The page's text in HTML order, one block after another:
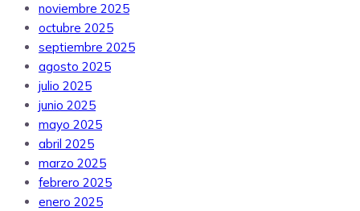
noviembre 2025
octubre 2025
septiembre 2025
agosto 2025
julio 2025
junio 2025
mayo 2025
abril 2025
marzo 2025
febrero 2025
enero 2025